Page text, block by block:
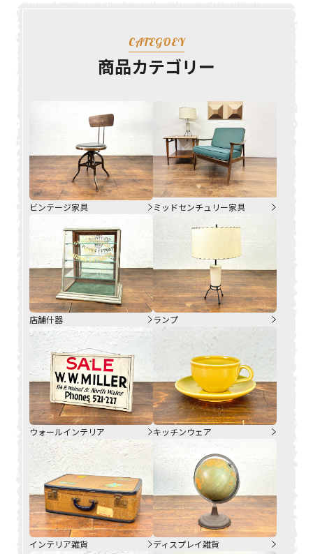
CATEGOEY
商品カテゴリー
ビンテージ家具 ミッドセンチュリー家具
店舗什器 ランプ
ウォールインテリア キッチンウェア
インテリア雑貨 ディスプレイ雑貨